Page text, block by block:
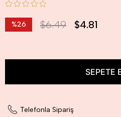
%26
$6.49 $4.81
Telefonla Sipariş